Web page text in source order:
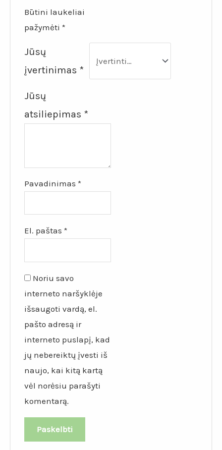
Būtini laukeliai
pažymėti*
Jūsų
įvertinimas *
Jūsų
atsiliepimas *
Pavadinimas*
El. paštas*
Noriu savo
interneto naršyklėje
išsaugoti vardą, el.
pašto adresą ir
interneto puslapį, kad
jų nebereiktų įvesti iš
naujo, kai kitą kartą
vėl norėsiu parašyti
komentarą.